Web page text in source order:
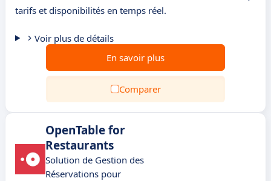
tarifs et disponibilités en temps réel.
Voir plus de détails
En savoir plus
Comparer
OpenTable for
Restaurants
Solution de Gestion des
Réservations pour